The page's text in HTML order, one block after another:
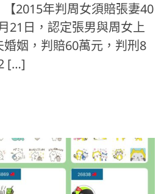
2015年判周女須賠張妻40
21日，認定張男與周女上
姻，判賠60萬元，判刑8
[…]